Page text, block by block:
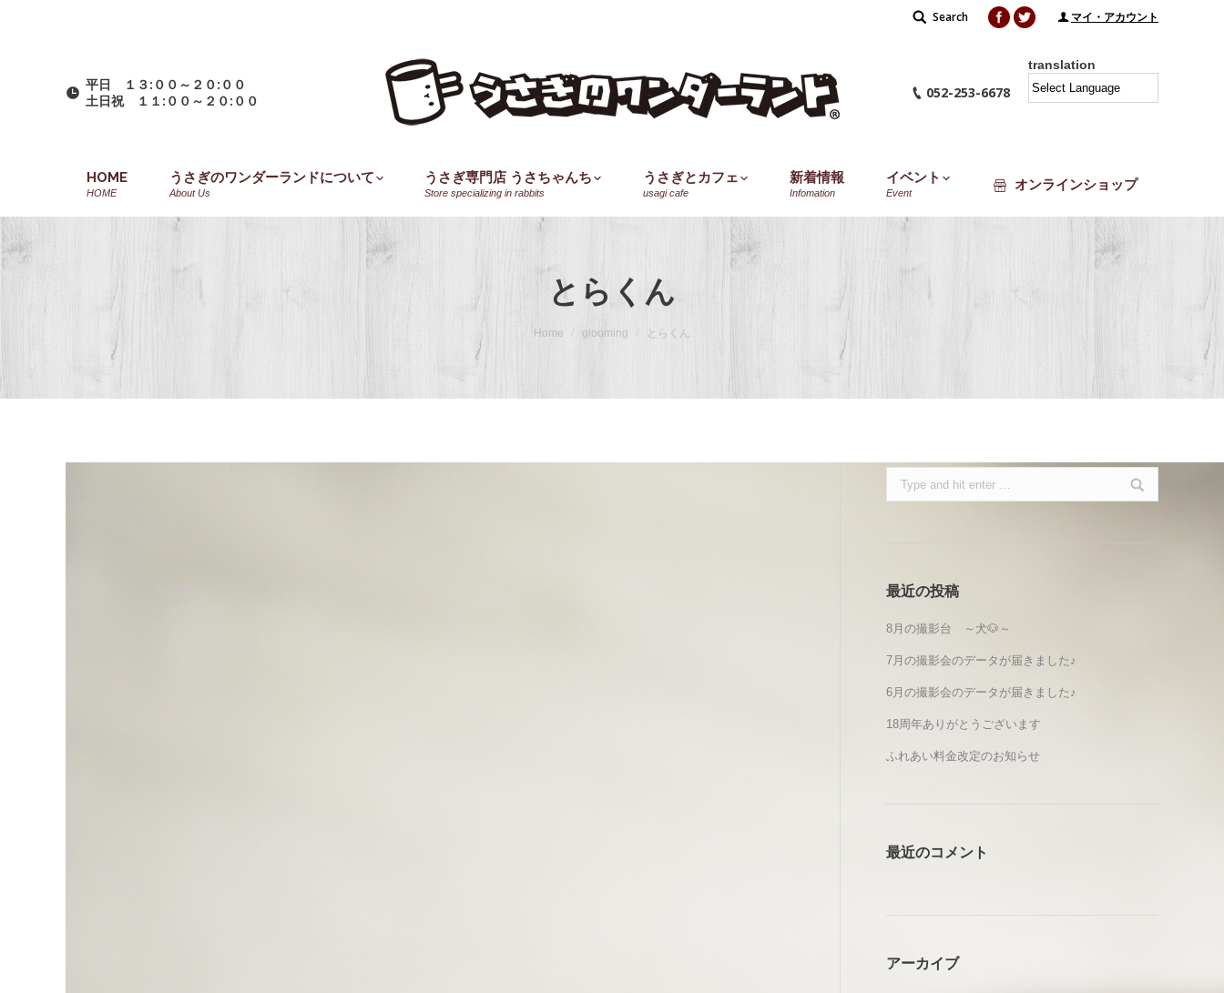
Search:
Search Facebook
Twitter マイ・アカウント
平日 １３:００～２０:００
土日祝 １１:００～２０:００
052-253-6678
translation
HOME
HOME
うさぎのワンダーランドについて
About Us
うさぎ専門店 うさちゃんち
Store specializing in rabbits
うさぎとカフェ
usagi cafe
新着情報
Infomation
イベント
Event
オンラインショップ
とらくん
Home glooming とらくん
Search:
最近の投稿
8月の撮影台 ～犬🐶～
7月の撮影会のデータが届きました♪
6月の撮影会のデータが届きました♪
18周年ありがとうございます
ふれあい料金改定のお知らせ
最近のコメント
アーカイブ